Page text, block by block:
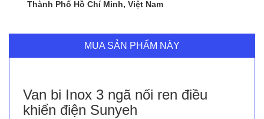
Thành Phố Hồ Chí Minh, Việt Nam
MUA SẢN PHẨM NÀY
Van bi Inox 3 ngã nối ren điều
khiển điện Sunyeh